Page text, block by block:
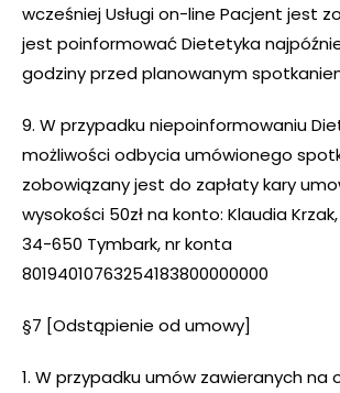
wcześniej Usługi on-line Pacjent jest
jest poinformować Dietetyka
godziny przed planowanym
9. W przypadku niepoinformowaniu
możliwości odbycia umówionego
zobowiązany jest do zapłaty kary
wysokości 50zł na konto: Klaudia
34-650 Tymbark, nr konta
80194010763254183800000000
§7 [Odstąpienie od umowy]
1. W przypadku umów zawieranych na